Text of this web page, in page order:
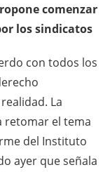
comenzar
los sindicatos
con todos los
La
retomar el tema
del Instituto
ayer que señala